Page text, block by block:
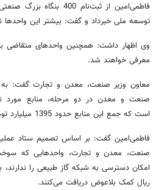
فاطمی‌امین از ثبت‌نام 400
توسعه ملی خبرداد و گفت: بیشتر این واحدها
وی اظهار داشت: همچنین واحدهای متقاضی
معرفی خواهند شد.
معاون وزیر صنعت، معدن و تجارت گفت:
صنعت و معدن در دو مرحله، منابع
است که جمع این منابع حدود 1395 میلیارد تومان است.
فاطمی‌امین گفت: بر اساس تصمیم ستاد
صنعت، معدن و تجارت، واحدهایی که
ریال کمک بلاعوض دریافت می‌کنند.